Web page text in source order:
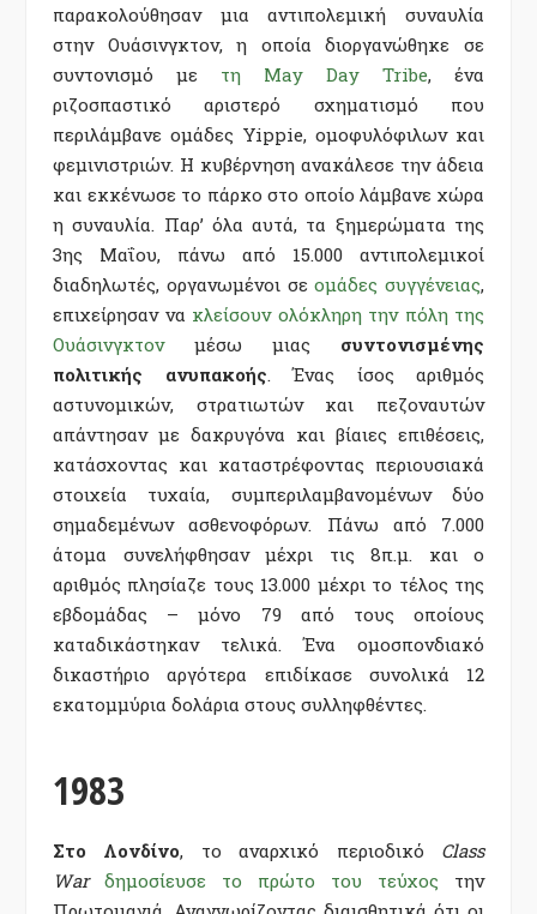
παρακολούθησαν μια αντιπολεμική συναυλία
στην Ουάσινγκτον, η οποία διοργανώθηκε σε
συντονισμό με τη May Day Tribe, ένα
ριζοσπαστικό αριστερό σχηματισμό που
περιλάμβανε ομάδες Yippie, ομοφυλόφιλων και
φεμινιστριών. Η κυβέρνηση ανακάλεσε την άδεια
και εκκένωσε το πάρκο στο οποίο λάμβανε χώρα
η συναυλία. Παρ’ όλα αυτά, τα ξημερώματα της
3ης Μαΐου, πάνω από 15.000 αντιπολεμικοί
διαδηλωτές, οργανωμένοι σεομάδες συγγένειας,
επιχείρησαν να κλείσουν ολόκληρη την πόλη της
Ουάσινγκτονμέσω μιας συντονισμένης
πολιτικής ανυπακοής . Ένας ίσος αριθμός
αστυνομικών, στρατιωτών και πεζοναυτών
απάντησαν με δακρυγόνα και βίαιες επιθέσεις,
κατάσχοντας και καταστρέφοντας περιουσιακά
στοιχεία τυχαία, συμπεριλαμβανομένων δύο
σημαδεμένων ασθενοφόρων. Πάνω από 7.000
άτομα συνελήφθησαν μέχρι τις 8π.μ. και ο
αριθμός πλησίαζε τους 13.000 μέχρι το τέλος της
εβδομάδας – μόνο 79 από τους οποίους
καταδικάστηκαν τελικά. Ένα ομοσπονδιακό
δικαστήριο αργότερα επιδίκασε συνολικά 12
εκατομμύρια δολάρια στους συλληφθέντες.
1983
Στο Λονδίνο, το αναρχικό περιοδικό Class
War δημοσίευσε το πρώτο του τεύχος την